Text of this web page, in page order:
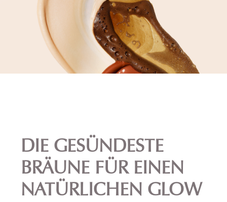
DIE GESÜNDESTE
BRÄUNE FÜR EINEN
NATÜRLICHEN GLOW